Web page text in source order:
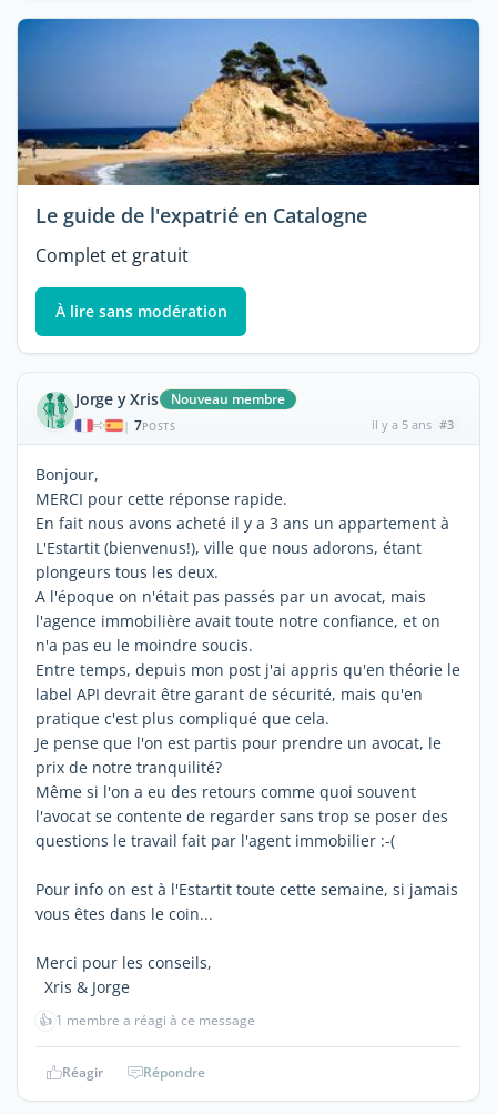
Le guide de l'expatrié en Catalogne
Complet et gratuit
À lire sans modération
Jorge y Xris Nouveau membre
| 7POSTS il y a 5 ans #3
Bonjour,
MERCI pour cette réponse rapide.
En fait nous avons acheté il y a 3 ans un appartement à
L'Estartit (bienvenus!), ville que nous adorons, étant
plongeurs tous les deux.
A l'époque on n'était pas passés par un avocat, mais
l'agence immobilière avait toute notre confiance, et on
n'a pas eu le moindre soucis.
Entre temps, depuis mon post j'ai appris qu'en théorie le
label API devrait être garant de sécurité, mais qu'en
pratique c'est plus compliqué que cela.
Je pense que l'on est partis pour prendre un avocat, le
prix de notre tranquilité?
Même si l'on a eu des retours comme quoi souvent
l'avocat se contente de regarder sans trop se poser des
questions le travail fait par l'agent immobilier :-(
Pour info on est à l'Estartit toute cette semaine, si jamais
vous êtes dans le coin...
Merci pour les conseils,
Xris & Jorge
👍 1 membre a réagi à ce message
Réagir Répondre